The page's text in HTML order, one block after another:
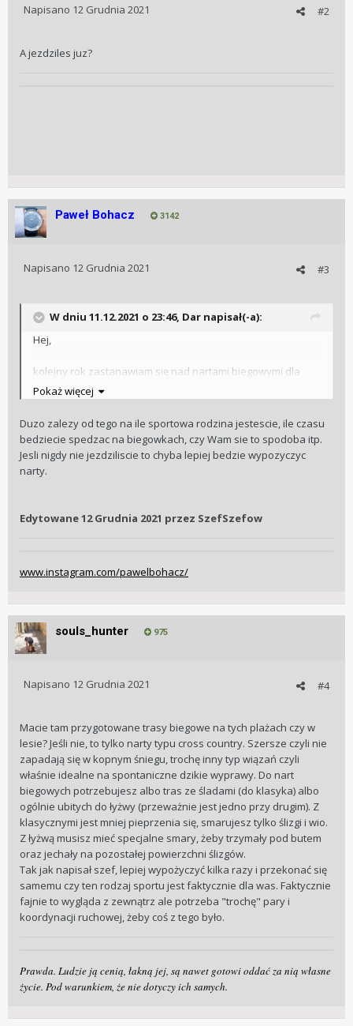
#2
Napisano 12 Grudnia 2021
A jezdziles juz?
Paweł Bohacz 3142
#3
Napisano 12 Grudnia 2021
W dniu 11.12.2021 o 23:46, Dar napisał(-a):
Hej,
kolejny rok zastanawiam się nad nartami biegowymi dla
rodzinki. Mieszkamy w Gdańsku. Jeździlibyśmy na
zaśnieżonych plażach (o ile byłby śnieg
, w lesie na
Kaszubach. Szukam nart takich aby nie było lipy i aby nie
przestrzelić. Takich pryma sort. Ktoś coś?
Pokaż więcej
Duzo zalezy od tego na ile sportowa rodzina jestescie, ile czasu
bedziecie spedzac na biegowkach, czy Wam sie to spodoba itp.
Jesli nigdy nie jezdziliscie to chyba lepiej bedzie wypozyczyc
narty.
Edytowane12 Grudnia 2021 przez SzefSzefow
www.instagram.com/pawelbohacz/
souls_hunter 975
#4
Napisano 12 Grudnia 2021
Macie tam przygotowane trasy biegowe na tych plażach czy w
lesie? Jeśli nie, to tylko narty typu cross country. Szersze czyli nie
zapadają się w kopnym śniegu, trochę inny typ wiązań czyli
właśnie idealne na spontaniczne dzikie wyprawy. Do nart
biegowych potrzebujesz albo tras ze śladami (do klasyka) albo
ogólnie ubitych do łyżwy (przeważnie jest jedno przy drugim). Z
klasycznymi jest mniej pieprzenia się, smarujesz tylko ślizgi i wio.
Z łyżwą musisz mieć specjalne smary, żeby trzymały pod butem
oraz jechały na pozostałej powierzchni ślizgów.
Tak jak napisał szef, lepiej wypożyczyć kilka razy i przekonać się
samemu czy ten rodzaj sportu jest faktycznie dla was. Faktycznie
fajnie to wygląda z zewnątrz ale potrzeba "trochę" pary i
koordynacji ruchowej, żeby coś z tego było.
Prawda. Ludzie ją cenią, łakną jej, są nawet gotowi oddać za nią własne
życie. Pod warunkiem, że nie dotyczy ich samych.